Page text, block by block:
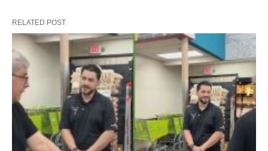
RELATED POST